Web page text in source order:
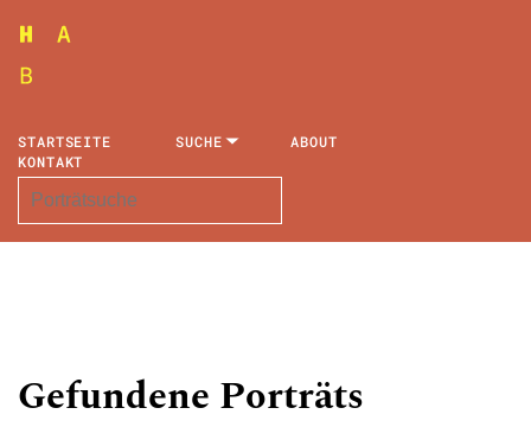
STARTSEITE SUCHE
ABOUT
KONTAKT
Gefundene Porträts